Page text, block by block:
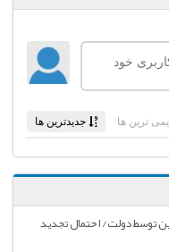
توسط دولت/ احتمال تجدید